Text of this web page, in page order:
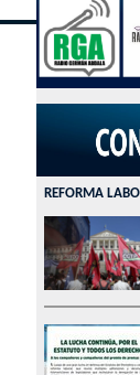
REFORMA